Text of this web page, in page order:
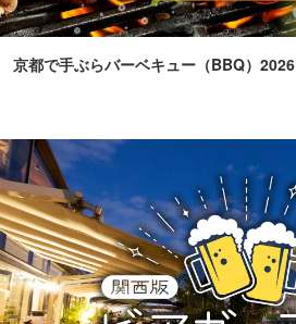
京都で手ぶらバーベキュー（BBQ）2026